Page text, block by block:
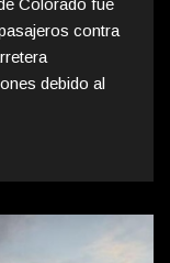
Colorado fue
contra
debido al